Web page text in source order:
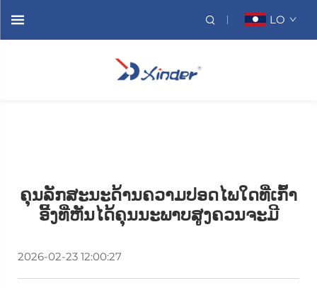
LO
ຄຸນລັກສະນະດ້ານຄວາມປອດໄພໃດທີ່ເກົ້າ
ອີ້ງທີ່ຫັນໄດ້ຄຸນນະພາບສູງຄວນຈະມີ
2026-02-23 12:00:27